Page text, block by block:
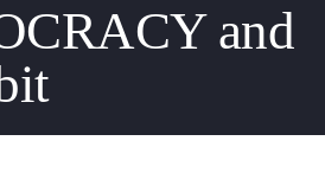
and